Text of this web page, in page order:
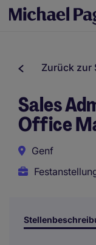
Zurück zur
Sales
Office
Genf